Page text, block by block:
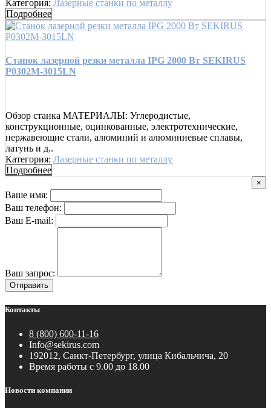
Категория: Лазерные станки по металлу
Подробнее
Станок лазерной резки металла IPG 2000 Вт SEKIRUS
P0302M-3015LN
Обзор станка МАТЕРИАЛЫ: Углеродистые,
конструкционные, оцинкованные, электротехнические,
нержавеющие стали, алюминий и алюминиевые сплавы,
латунь и д..
Категория: Лазерные станки по металлу
Подробнее
×
Ваше имя:
Ваш телефон:
Ваш E-mail:
Ваш запрос:
Отправить
Контакты
8 (800) 600-11-16
Info@sekirus.com
192012, Санкт-Петербург, улица Кибальчича, 20
Время работы с 9.00 до 18.00
Новости компании